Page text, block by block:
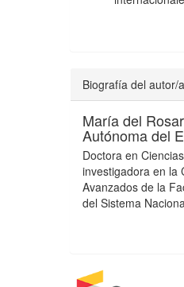
Biografía del autor/
María del
Autónoma del
Doctora en
investigadora en la
Avanzados de la
del Sistema